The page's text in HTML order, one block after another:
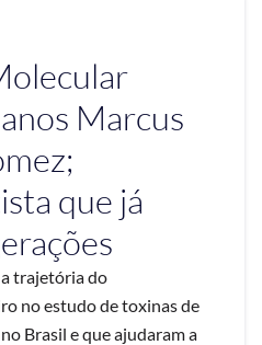
Marcus
que já
trajetória do
no estudo de toxinas de
Brasil e que ajudaram a